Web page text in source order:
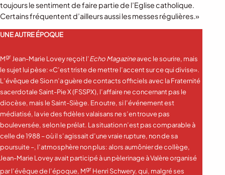
toujours le sentiment de faire partie de l’Eglise catholique.
Certains fréquentent d’ailleurs aussi les messes régulières.»
UNE AUTRE ÉPOQUE
Mgr Jean-Marie Lovey reçoit l’Echo Magazineavec le sourire, mais
le sujet lui pèse: «C’est triste de mettre l’accent sur ce qui divise».
L’évêque de Sion n’a guère de contacts officiels avec la Fraternité
sacerdotale Saint-Pie X (FSSPX), l’affaire ne concernant pas le
diocèse, mais le Saint-Siège. En outre, si l’événement est
médiatisé, la vie des fidèles valaisans ne s’en trouve pas
bouleversée, selon le prélat. La situation n’est pas comparable à
celle de 1988 – où il s’agissait d’une vraie rupture, non de sa
poursuite –, l’atmosphère non plus: alors aumônier de collège,
Jean-Marie Lovey avait participé à un pèlerinage à Valère organisé
par l’évêque de l’époque, Mgr Henri Schwery, qui, malgré ses